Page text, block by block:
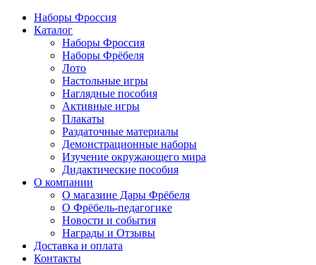
Наборы Фроссия
Каталог
Наборы Фроссия
Наборы Фрёбеля
Лото
Настольные игры
Наглядные пособия
Активные игры
Плакаты
Раздаточные материалы
Демонстрационные наборы
Изучение окружающего мира
Дидактические пособия
О компании
О магазине Дары Фрёбеля
О Фрёбель-педагогике
Новости и события
Награды и Отзывы
Доставка и оплата
Контакты